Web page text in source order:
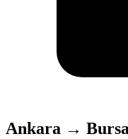
Ankara → Bursa